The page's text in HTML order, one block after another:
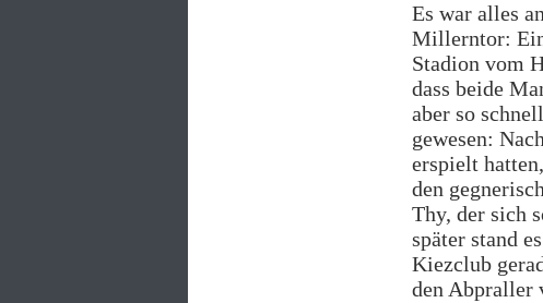
Es war alles
Millerntor:
Stadion vom
dass beide
aber so
gewesen:
erspielt
den
Thy, der sich
später stand
Kiezclub
den Abpraller